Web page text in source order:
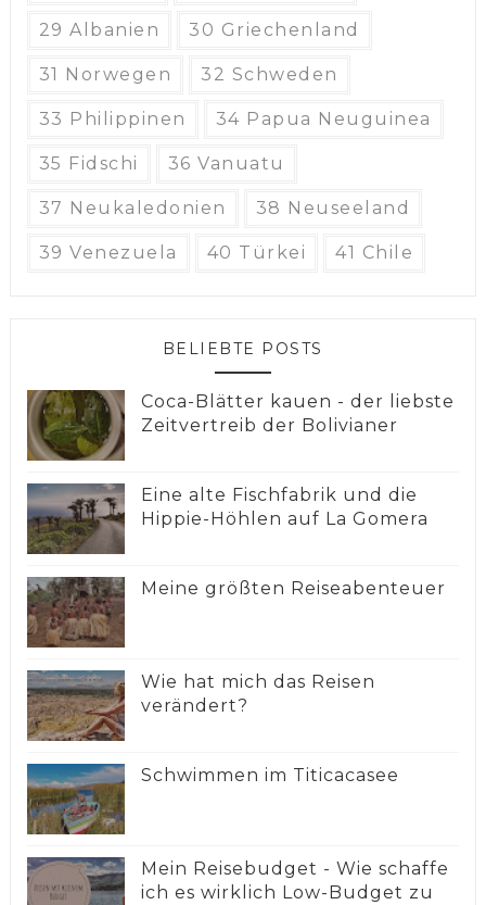
29 Albanien 30 Griechenland
31 Norwegen 32 Schweden
33 Philippinen 34 Papua Neuguinea
35 Fidschi 36 Vanuatu
37 Neukaledonien 38 Neuseeland
39 Venezuela 40 Türkei 41 Chile
BELIEBTE POSTS
Coca-Blätter kauen - der liebste
Zeitvertreib der Bolivianer
Eine alte Fischfabrik und die
Hippie-Höhlen auf La Gomera
Meine größten Reiseabenteuer
Wie hat mich das Reisen
verändert?
Schwimmen im Titicacasee
Mein Reisebudget - Wie schaffe
ich es wirklich Low-Budget zu